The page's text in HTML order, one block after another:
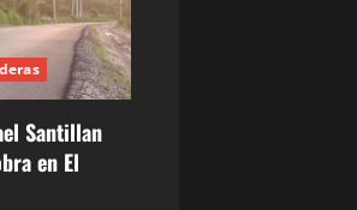
Santillan
en El